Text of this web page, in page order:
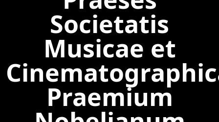
Societatis
Musicae et
Praemium